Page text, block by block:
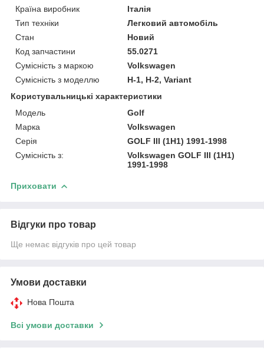
Країна виробник
Італія
Тип техніки
Легковий автомобіль
Стан
Новий
Код запчастини
55.0271
Сумісність з маркою
Volkswagen
Сумісність з моделлю
H-1, H-2, Variant
Користувальницькі характеристики
Модель
Golf
Марка
Volkswagen
Серія
GOLF III (1H1) 1991-1998
Сумісність з:
Volkswagen GOLF III (1H1)
1991-1998
Приховати
Відгуки про товар
Ще немає відгуків про цей товар
Умови доставки
Нова Пошта
Всі умови доставки